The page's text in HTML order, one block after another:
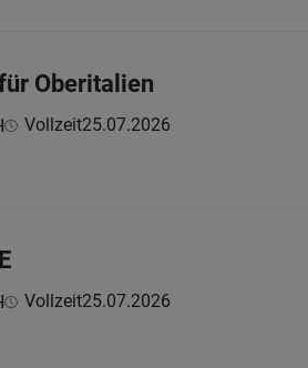
Oberitalien
Vollzeit25.07.2026
Vollzeit25.07.2026